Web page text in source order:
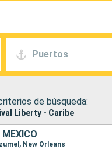
Puertos
de búsqueda:
Liberty - Caribe
New Orleans